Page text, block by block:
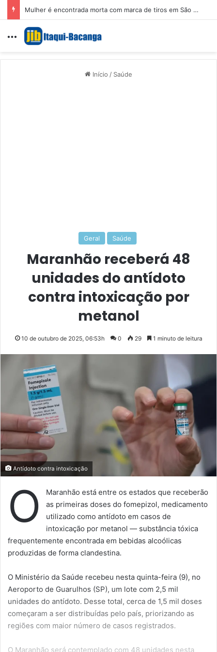
Anvisa vai aumentar fiscalização de canetas emagrecedoras manipuladasAnvisa vai aumentar fiscalização de canetas emagrecedoras manipuladas
Menu
Início / Saúde
Geral Saúde
Maranhão receberá 48
unidades do antídoto
contra intoxicação por
metanol
10 de outubro de 2025, 06:53h 0 29 1 minuto de leitura
Antídoto contra intoxicação
O
Maranhão está entre os estados que receberão
as primeiras doses do fomepizol, medicamento
utilizado como antídoto em casos de
intoxicação por metanol — substância tóxica
frequentemente encontrada em bebidas alcoólicas
produzidas de forma clandestina.
O Ministério da Saúde recebeu nesta quinta-feira (9), no
Aeroporto de Guarulhos (SP), um lote com 2,5 mil
unidades do antídoto. Desse total, cerca de 1,5 mil doses
começaram a ser distribuídas pelo país, priorizando as
regiões com maior número de casos registrados.
O Maranhão será contemplado com 48 unidades nesta